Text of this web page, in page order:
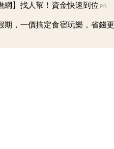
網】找人幫！資金快速到位 PR
期，一價搞定食宿玩樂，省錢